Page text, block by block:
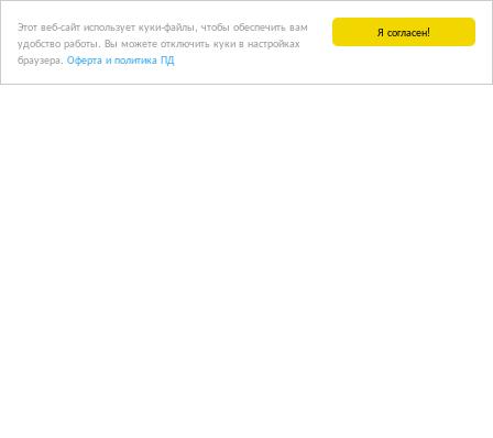
Я согласен!
Этот веб-сайт использует куки-файлы, чтобы обеспечить вам
удобство работы. Вы можете отключить куки в настройках
браузера. Оферта и политика ПД